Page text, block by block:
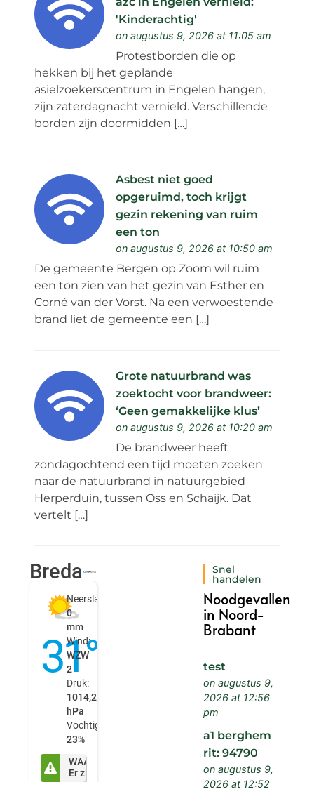
'Kinderachtig'
on augustus 9, 2026 at 11:05 am
Protestborden die op
hekken bij het geplande
asielzoekerscentrum in Engelen hangen,
zijn zaterdagnacht vernield. Verschillende
borden zijn doormidden […]
Asbest niet goed
opgeruimd, toch krijgt
gezin rekening van ruim
een ton
on augustus 9, 2026 at 10:50 am
De gemeente Bergen op Zoom wil ruim
een ton zien van het gezin van Esther en
Corné van der Vorst. Na een verwoestende
brand liet de gemeente een […]
Grote natuurbrand was
zoektocht voor brandweer:
‘Geen gemakkelijke klus’
on augustus 9, 2026 at 10:20 am
De brandweer heeft
zondagochtend een tijd moeten zoeken
naar de natuurbrand in natuurgebied
Herperduin, tussen Oss en Schaijk. Dat
vertelt […]
Snel
handelen
Noodgevallen
in Noord-
Brabant
test
on augustus 9,
2026 at 12:56
pm
a1 berghem
rit: 94790
on augustus 9,
2026 at 12:52